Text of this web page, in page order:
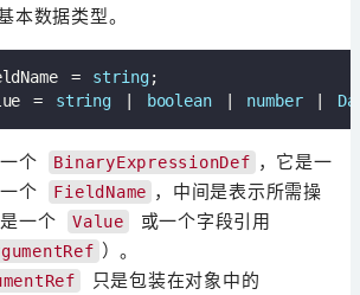
本数据类型。
= string
= string boolean | number |
个 BinaryExpressionDef ，它是一
个
FieldName ，中间是表示所需操
一个
Value
或一个字段引用
）。
只是包装在对象中的